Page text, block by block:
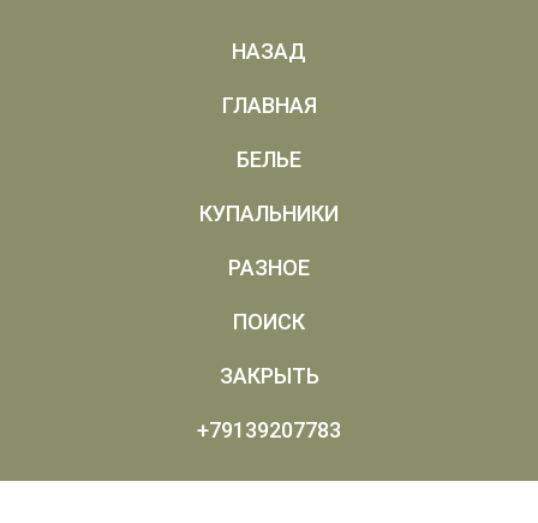
НАЗАД
ГЛАВНАЯ
БЕЛЬЕ
КУПАЛЬНИКИ
РАЗНОЕ
ПОИСК
ЗАКРЫТЬ
+79139207783